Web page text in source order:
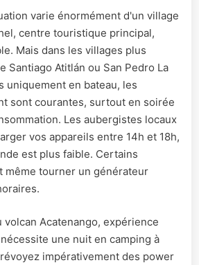
varie énormément d'un village
centre touristique principal,
Mais dans les villages plus
Santiago Atitlán ou San Pedro La
uniquement en bateau, les
sont courantes, surtout en soirée
Les aubergistes locaux
vos appareils entre 14h et 18h,
est plus faible. Certains
même tourner un générateur
volcan Acatenango, expérience
une nuit en camping à
impérativement des power